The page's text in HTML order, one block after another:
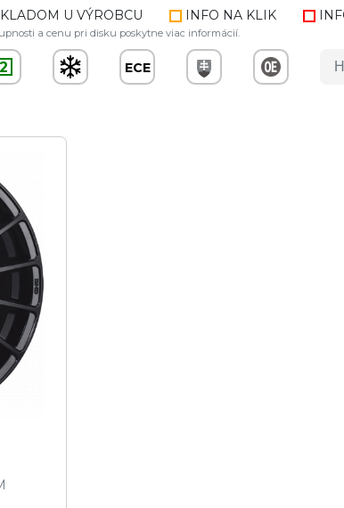
U VÝROBCU INFO NA KLIK
a cenu pri disku poskytne viac informácií.
2 ECE